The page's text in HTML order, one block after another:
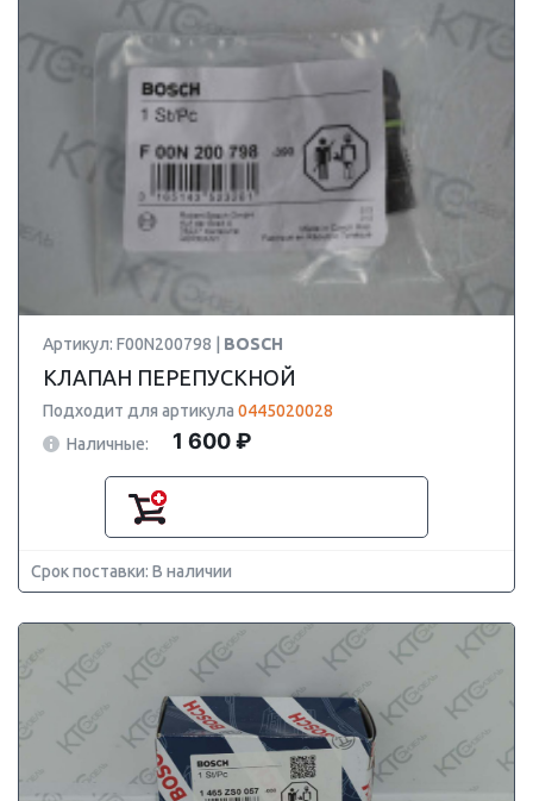
Артикул: F00N200798 | BOSCH
КЛАПАН ПЕРЕПУСКНОЙ
Подходит для артикула 0445020028
Наличные:
1 600 ₽
Срок поставки: В наличии